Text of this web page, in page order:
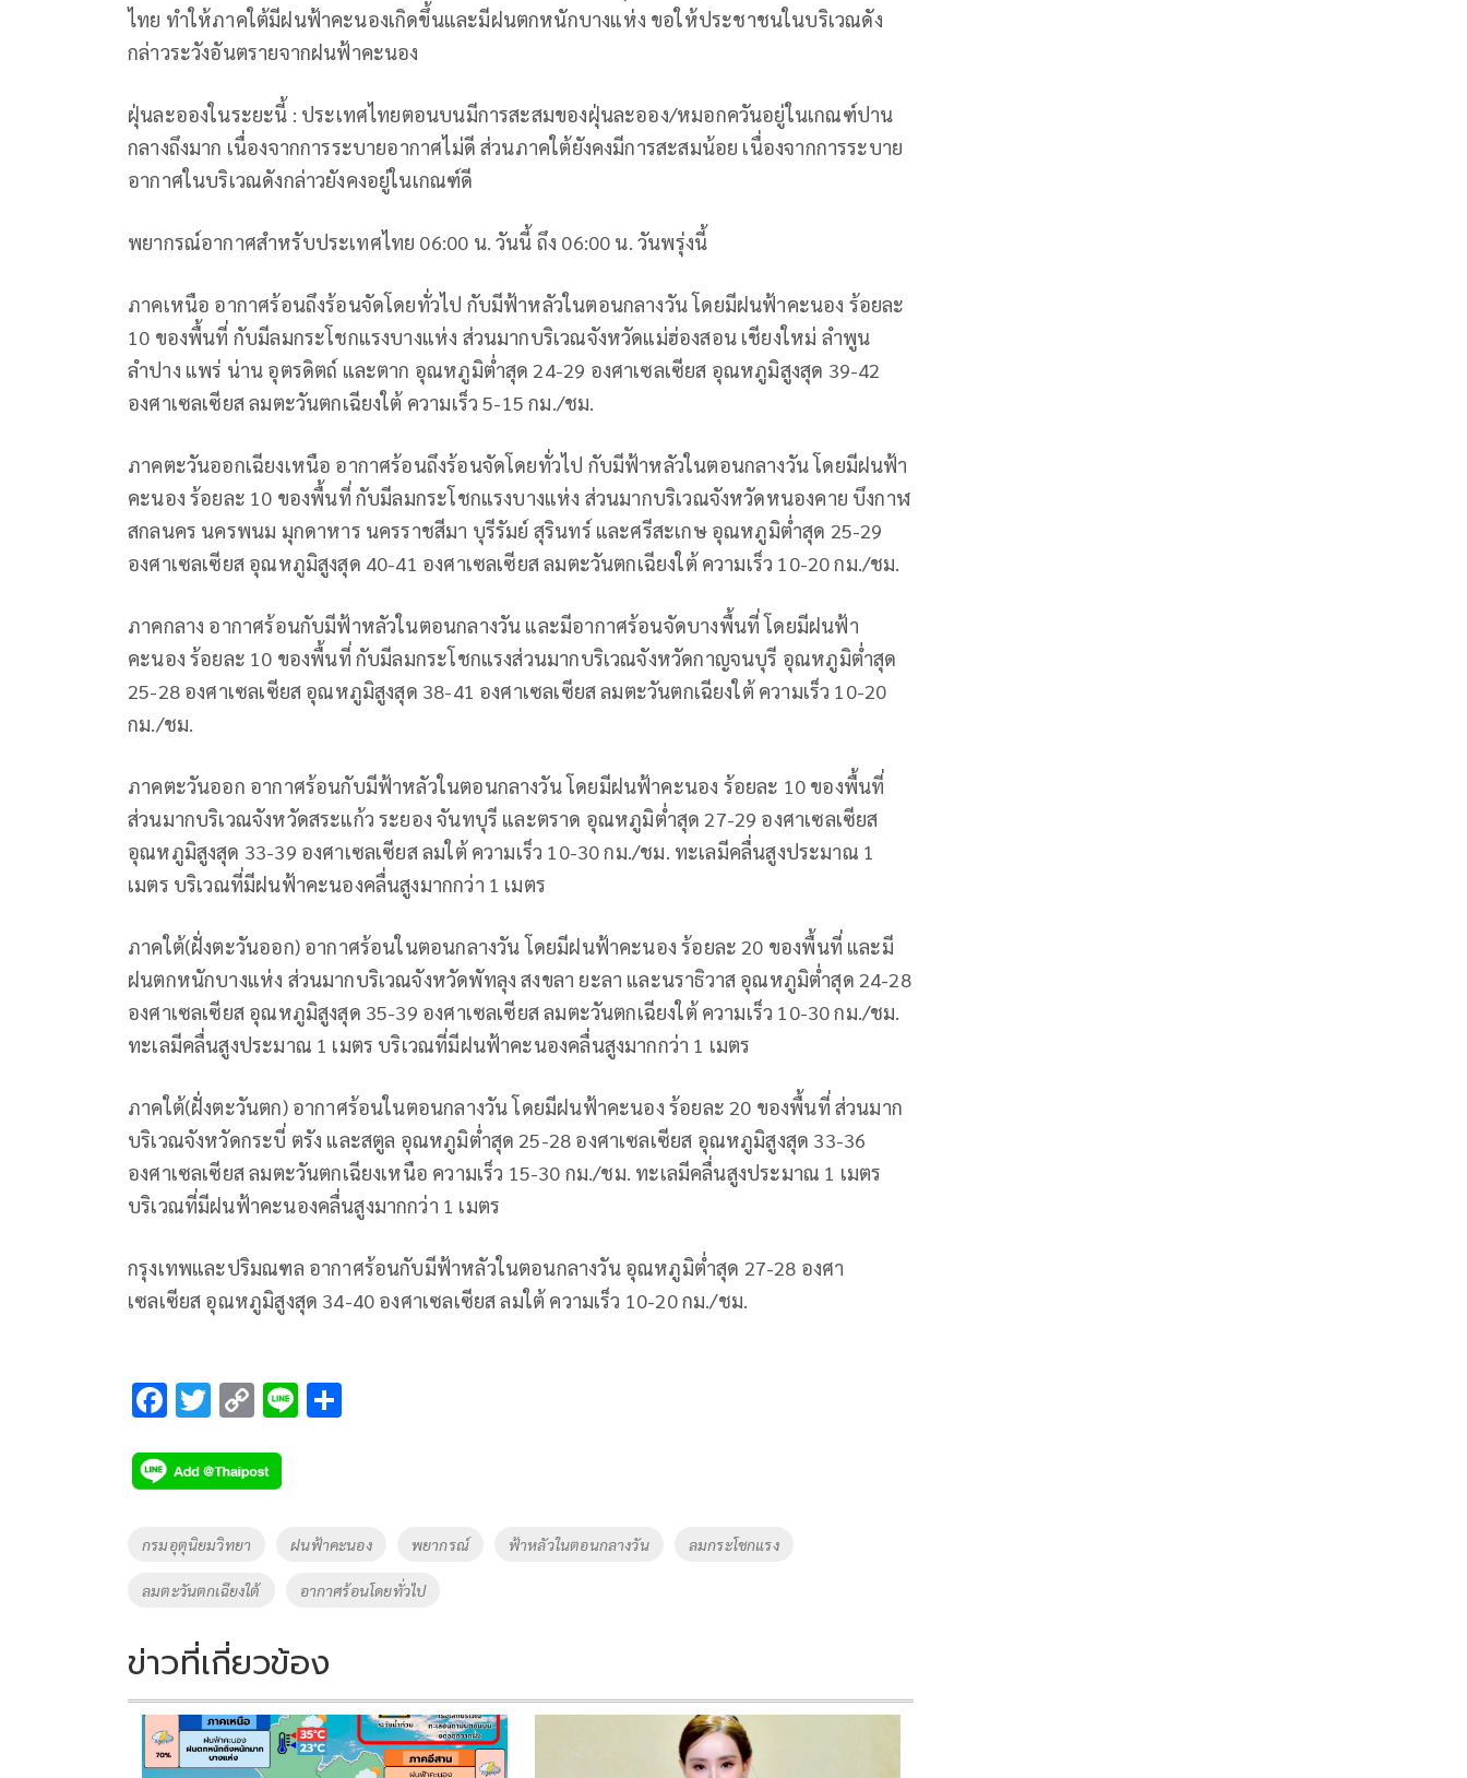
ไทย ทำให้ภาคใต้มีฝนฟ้าคะนองเกิดขึ้นและมีฝนตกหนักบางแห่ง ขอให้ประชาชนในบริเวณดัง
กล่าวระวังอันตรายจากฝนฟ้าคะนอง
ฝุ่นละอองในระยะนี้ : ประเทศไทยตอนบนมีการสะสมของฝุ่นละออง/หมอกควันอยู่ในเกณฑ์ปาน
กลางถึงมาก เนื่องจากการระบายอากาศไม่ดี ส่วนภาคใต้ยังคงมีการสะสมน้อย เนื่องจากการระบาย
อากาศในบริเวณดังกล่าวยังคงอยู่ในเกณฑ์ดี
พยากรณ์อากาศสำหรับประเทศไทย 06:00 น. วันนี้ ถึง 06:00 น. วันพรุ่งนี้
ภาคเหนือ อากาศร้อนถึงร้อนจัดโดยทั่วไป กับมีฟ้าหลัวในตอนกลางวัน โดยมีฝนฟ้าคะนอง ร้อยละ
10 ของพื้นที่ กับมีลมกระโชกแรงบางแห่ง ส่วนมากบริเวณจังหวัดแม่ฮ่องสอน เชียงใหม่ ลำพูน
ลำปาง แพร่ น่าน อุตรดิตถ์ และตาก อุณหภูมิต่ำสุด 24-29 องศาเซลเซียส อุณหภูมิสูงสุด 39-42
องศาเซลเซียส ลมตะวันตกเฉียงใต้ ความเร็ว 5-15 กม./ชม.
ภาคตะวันออกเฉียงเหนือ อากาศร้อนถึงร้อนจัดโดยทั่วไป กับมีฟ้าหลัวในตอนกลางวัน โดยมีฝนฟ้า
คะนอง ร้อยละ 10 ของพื้นที่ กับมีลมกระโชกแรงบางแห่ง ส่วนมากบริเวณจังหวัดหนองคาย บึงกาฬ
สกลนคร นครพนม มุกดาหาร นครราชสีมา บุรีรัมย์ สุรินทร์ และศรีสะเกษ อุณหภูมิต่ำสุด 25-29
องศาเซลเซียส อุณหภูมิสูงสุด 40-41 องศาเซลเซียส ลมตะวันตกเฉียงใต้ ความเร็ว 10-20 กม./ชม.
ภาคกลาง อากาศร้อนกับมีฟ้าหลัวในตอนกลางวัน และมีอากาศร้อนจัดบางพื้นที่ โดยมีฝนฟ้า
คะนอง ร้อยละ 10 ของพื้นที่ กับมีลมกระโชกแรงส่วนมากบริเวณจังหวัดกาญจนบุรี อุณหภูมิต่ำสุด
25-28 องศาเซลเซียส อุณหภูมิสูงสุด 38-41 องศาเซลเซียส ลมตะวันตกเฉียงใต้ ความเร็ว 10-20
กม./ชม.
ภาคตะวันออก อากาศร้อนกับมีฟ้าหลัวในตอนกลางวัน โดยมีฝนฟ้าคะนอง ร้อยละ 10 ของพื้นที่
ส่วนมากบริเวณจังหวัดสระแก้ว ระยอง จันทบุรี และตราด อุณหภูมิต่ำสุด 27-29 องศาเซลเซียส
อุณหภูมิสูงสุด 33-39 องศาเซลเซียส ลมใต้ ความเร็ว 10-30 กม./ชม. ทะเลมีคลื่นสูงประมาณ 1
เมตร บริเวณที่มีฝนฟ้าคะนองคลื่นสูงมากกว่า 1 เมตร
ภาคใต้(ฝั่งตะวันออก) อากาศร้อนในตอนกลางวัน โดยมีฝนฟ้าคะนอง ร้อยละ 20 ของพื้นที่ และมี
ฝนตกหนักบางแห่ง ส่วนมากบริเวณจังหวัดพัทลุง สงขลา ยะลา และนราธิวาส อุณหภูมิต่ำสุด 24-28
องศาเซลเซียส อุณหภูมิสูงสุด 35-39 องศาเซลเซียส ลมตะวันตกเฉียงใต้ ความเร็ว 10-30 กม./ชม.
ทะเลมีคลื่นสูงประมาณ 1 เมตร บริเวณที่มีฝนฟ้าคะนองคลื่นสูงมากกว่า 1 เมตร
ภาคใต้(ฝั่งตะวันตก) อากาศร้อนในตอนกลางวัน โดยมีฝนฟ้าคะนอง ร้อยละ 20 ของพื้นที่ ส่วนมาก
บริเวณจังหวัดกระบี่ ตรัง และสตูล อุณหภูมิต่ำสุด 25-28 องศาเซลเซียส อุณหภูมิสูงสุด 33-36
องศาเซลเซียส ลมตะวันตกเฉียงเหนือ ความเร็ว 15-30 กม./ชม. ทะเลมีคลื่นสูงประมาณ 1 เมตร
บริเวณที่มีฝนฟ้าคะนองคลื่นสูงมากกว่า 1 เมตร
กรุงเทพและปริมณฑล อากาศร้อนกับมีฟ้าหลัวในตอนกลางวัน อุณหภูมิต่ำสุด 27-28 องศา
เซลเซียส อุณหภูมิสูงสุด 34-40 องศาเซลเซียส ลมใต้ ความเร็ว 10-20 กม./ชม.
F
e
b
o
o
k
T
tt
er
C
p
y
n
k
Li
Tags
กรมอุตุนิยมวิทยา ฝนฟ้าคะนอง พยากรณ์ ฟ้าหลัวในตอนกลางวัน ลมกระโชกแรง
ลมตะวันตกเฉียงใต้ อากาศร้อนโดยทั่วไป
ข่าวที่เกี่ยวข้อง